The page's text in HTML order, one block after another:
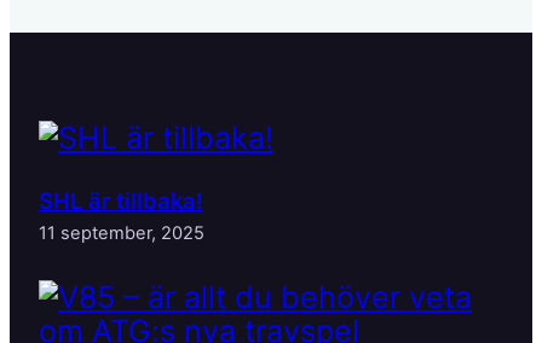
SHL är tillbaka!
11 september, 2025